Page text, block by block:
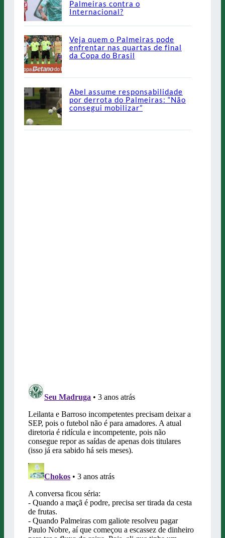
Palmeiras contra o
Internacional?
Veja quem o Palmeiras pode
enfrentar nas quartas de final
da Copa do Brasil
Abel assume responsabilidade
por derrota do Palmeiras: “Não
consegui mobilizar”